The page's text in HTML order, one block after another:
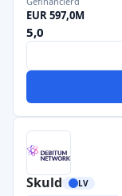
EUR 597,0M
5,0
Skuld LV